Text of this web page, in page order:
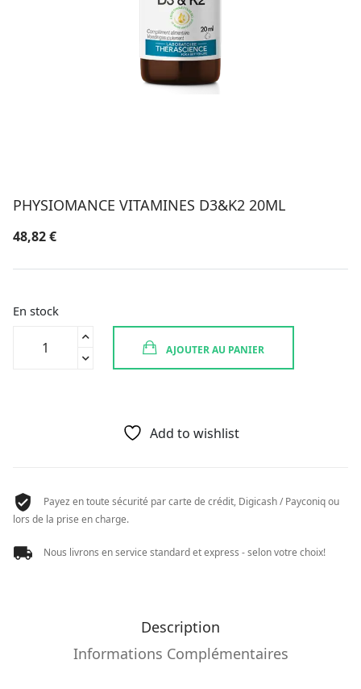
PHYSIOMANCE VITAMINES D3&K2 20ML
48,82€
En stock
AJOUTER AU PANIER
Add to wishlist
Payez en toute sécurité par carte de crédit, Digicash / Payconiq ou
lors de la prise en charge.
Nous livrons en service standard et express - selon votre choix!
Description
Informations Complémentaires